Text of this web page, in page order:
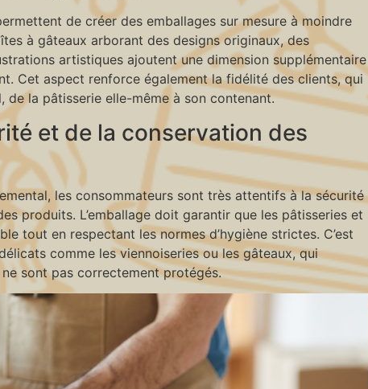
de créer des emballages sur mesure à moindre
à gâteaux arborant des designs originaux, des
artistiques ajoutent une dimension supplémentaire
Cet aspect renforce également la fidélité des clients, qui
la pâtisserie elle-même à son contenant.
et de la conservation des
les consommateurs sont très attentifs à la sécurité
produits. L’emballage doit garantir que les pâtisseries et
tout en respectant les normes d’hygiène strictes. C’est
comme les viennoiseries ou les gâteaux, qui
sont pas correctement protégés.